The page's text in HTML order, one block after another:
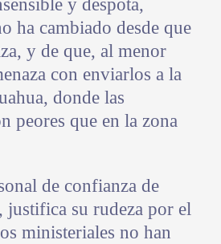
y déspota,
ha cambiado desde que
y de que, al menor
con enviarlos a la
donde las
peores que en la zona
de confianza de
justifica su rudeza por el
ministeriales no han